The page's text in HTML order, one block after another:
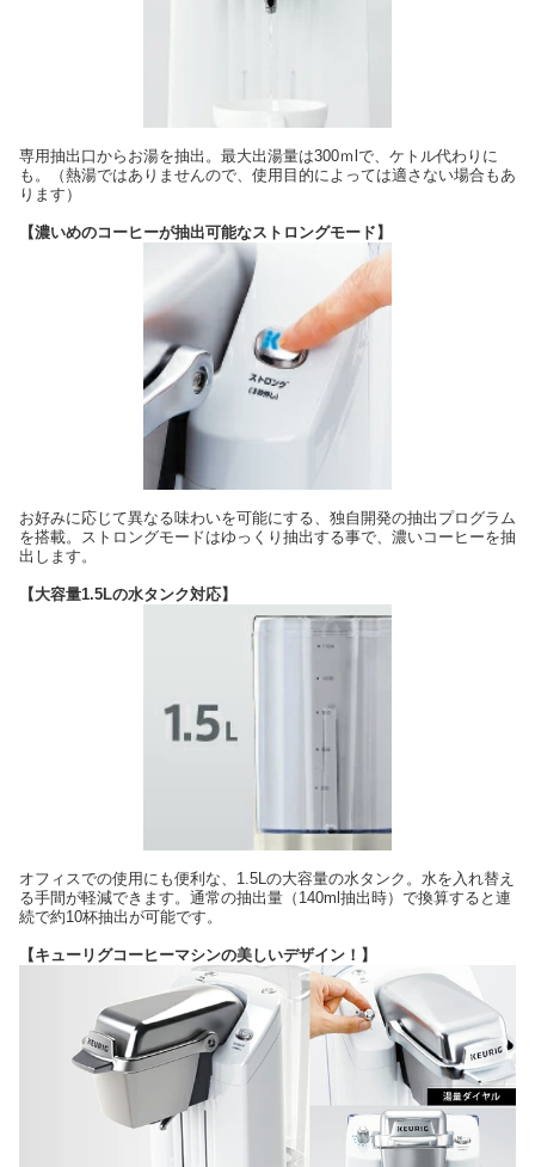
専用抽出口からお湯を抽出。最大出湯量は300ｍlで、ケトル代わりに
も。（熱湯ではありませんので、使用目的によっては適さない場合もあ
ります）
【濃いめのコーヒーが抽出可能なストロングモード】
お好みに応じて異なる味わいを可能にする、独自開発の抽出プログラム
を搭載。ストロングモードはゆっくり抽出する事で、濃いコーヒーを抽
出します。
【大容量1.5Lの水タンク対応】
オフィスでの使用にも便利な、1.5Lの大容量の水タンク。水を入れ替え
る手間が軽減できます。通常の抽出量（140ml抽出時）で換算すると連
続で約10杯抽出が可能です。
【キューリグコーヒーマシンの美しいデザイン！】